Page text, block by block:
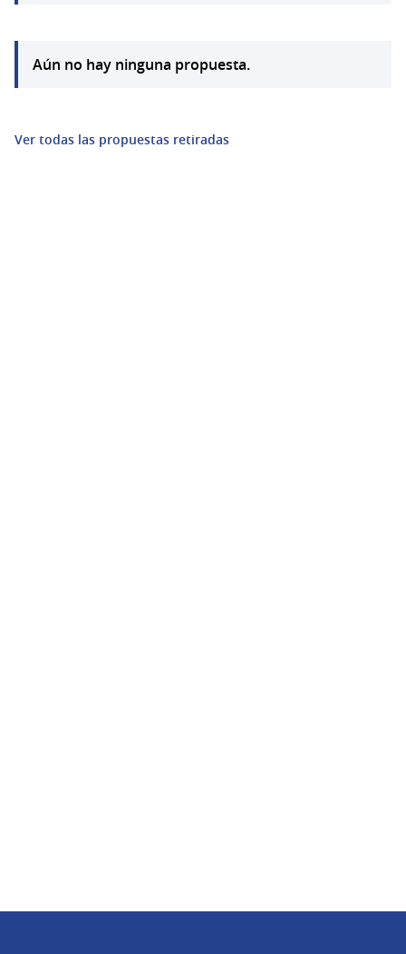
Aún no hay ninguna propuesta.
Ver todas las propuestas retiradas